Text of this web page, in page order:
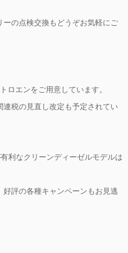
の点検交換もどうぞお気軽にご
ロエンをご用意しています。
税の見直し改定も予定されてい
利なクリーンディーゼルモデルは
評の各種キャンペーンもお見逃